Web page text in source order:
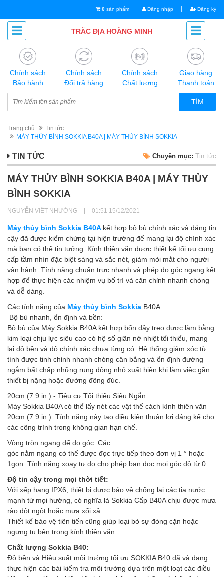
0 sản phẩm Đăng nhập | Đăng ký
TRẮC ĐỊA HOÀNG MINH
Chính sách
Bảo hành
Chính sách
Đổi trả hàng
Chính sách
Chất lượng
Giao hàng
Thanh toán
TÌM
Trang chủ
Tin tức
MÁY THỦY BÌNH SOKKIA B40A | MÁY THỦY BÌNH SOKKIA
TIN TỨC Chuyên mục: Tin tức
MÁY THỦY BÌNH SOKKIA B40A | MÁY THỦY
BÌNH SOKKIA
NGUYỄN VIẾT NHƯỜNG 01:51 15/12/2021
Máy thủy bình Sokkia B40A kết hợp bộ bù chính xác và đáng tin
cậy đã được kiểm chứng tại hiện trường để mang lại độ chính xác
mà bạn có thể tin tưởng. Kính thiên văn được thiết kế tối ưu cung
cấp tầm nhìn đặc biệt sáng và sắc nét, giảm mỏi mắt cho người
vận hành. Tính năng chuẩn trực nhanh và phép đo góc ngang kết
hợp để thực hiện các nhiệm vụ bố trí và căn chỉnh nhanh chóng
và dễ dàng.
Các tính năng của Máy thủy bình Sokkia B40A:
Bộ bù nhanh, ổn định và bền:
Bộ bù của Máy Sokkia B40A kết hợp bốn dây treo được làm bằng
kim loại chịu lực siêu cao có hệ số giãn nở nhiệt tối thiểu, mang
lại độ bền và độ chính xác chưa từng có. Hệ thống giảm xóc từ
tính được tinh chỉnh nhanh chóng cân bằng và ổn định đường
ngắm bất chấp những rung động nhỏ xuất hiện khi làm việc gần
thiết bị nặng hoặc đường đông đúc.
20cm (7.9 in.) - Tiêu cự Tối thiểu Siêu Ngắn:
Máy Sokkia B40A có thể lấy nét các vật thể cách kính thiên văn
20cm (7.9 in.). Tính năng này tạo điều kiện thuận lợi đáng kể cho
các công trình trong không gian hạn chế.
Vòng tròn ngang để đo góc: Các
góc nằm ngang có thể được đọc trực tiếp theo đơn vị 1 ° hoặc
1gon. Tính năng xoay tự do cho phép bạn đọc mọi góc độ từ 0.
Độ tin cậy trong mọi thời tiết:
Với xếp hạng IPX6, thiết bị được bảo vệ chống lại các tia nước
mạnh từ mọi hướng, có nghĩa là Sokkia Cấp B40A chịu được mưa
rào đột ngột hoặc mưa xối xả.
Thiết kế bảo vệ tiên tiến cũng giúp loại bỏ sự đóng cặn hoặc
ngưng tụ bên trong kính thiên văn.
Chất lượng Sokkia B40:
Độ bền và Hiệu suất môi trường tối ưu SOKKIA B40 đã và đang
thực hiện các bài kiểm tra môi trường dựa trên một loạt các điều